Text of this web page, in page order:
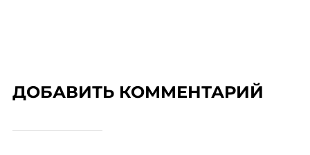
ДОБАВИТЬ КОММЕНТАРИЙ